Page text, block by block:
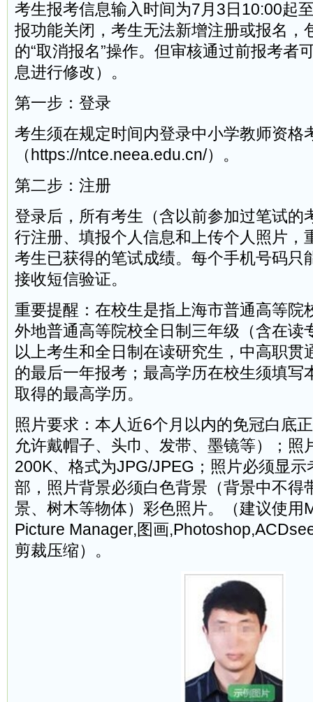
考生报考信息输入时间为7月3日10:00起
报功能关闭，考生无法新增注册或报名，
的“取消报名”操作。但审核通过前报考者
息进行修改）。
第一步：登录
考生须在规定时间内登录中小学教师资格
（https://ntce.neea.edu.cn/）。
第二步：注册
登录后，所有考生（含以前参加过笔试的
行注册、填报个人信息和上传个人照片，
考生已获得的笔试成绩。每个手机号码只
接收短信验证。
重要提醒：在校生是指上海市普通高等院
外地普通高等院校全日制三年级（含在读
以上考生和全日制在读研究生，中高职贯
的最后一年报考；最高学历在校生须填写
取得的最高学历。
照片要求：本人近6个月以内的免冠白底
允许戴帽子、头巾、发带、墨镜等）；照
200K、格式为JPG/JPEG；照片必须显示
部，照片背景必须白色背景（背景中不得
景、树木等物体）彩色照片。（建议使用
Picture Manager,图画
剪裁压缩）。